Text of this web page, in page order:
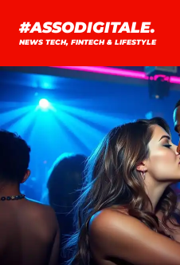
#ASSODIGITALE.
NEWS TECH, FINTECH & LIFESTYLE